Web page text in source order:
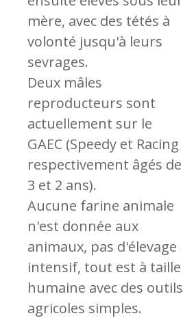
mère, avec des tétés à
volonté jusqu'à leurs
sevrages.
Deux mâles
reproducteurs sont
actuellement sur le
GAEC (Speedy et Racing
respectivement âgés de
3 et 2 ans).
Aucune farine animale
n'est donnée aux
animaux, pas d'élevage
intensif, tout est à taille
humaine avec des outils
agricoles simples.